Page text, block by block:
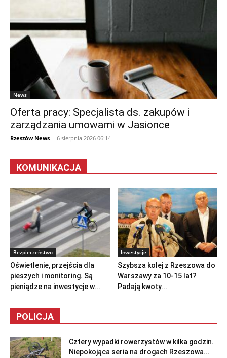
News
Oferta pracy: Specjalista ds. zakupów i
zarządzania umowami w Jasionce
Rzeszów News - 6 sierpnia 2026 06:14
KOMUNIKACJA
Bezpieczeństwo
Oświetlenie, przejścia dla
pieszych i monitoring. Są
pieniądze na inwestycje w...
Inwestycje
Szybsza kolej z Rzeszowa do
Warszawy za 10-15 lat?
Padają kwoty...
POLICJA
Cztery wypadki rowerzystów w kilka godzin.
Niepokojąca seria na drogach Rzeszowa...